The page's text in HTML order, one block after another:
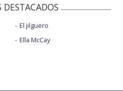
DESTACADOS
El jilguero
Ella McCay